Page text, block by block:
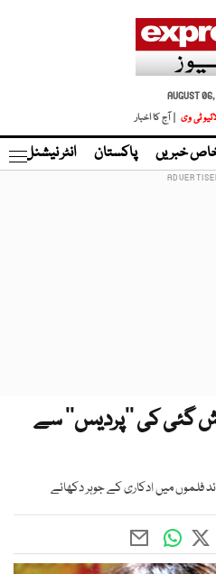
AUGUST
ٹی وی | آج کا اخبار
خبریں پاکستان انٹر نیشنل
گئی کی ’’پردیس‘‘ سے